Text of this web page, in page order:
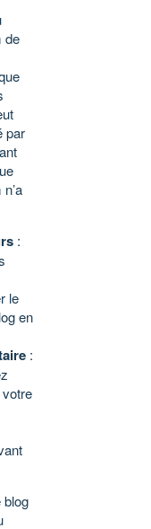
de
par
:
le
en
:
votre
blog